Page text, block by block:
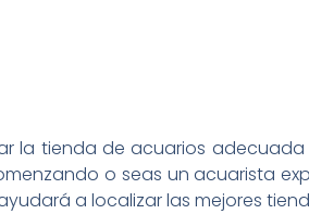
la tienda de acuarios
o seas un acuarista
a localizar las mejores